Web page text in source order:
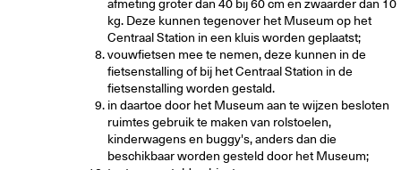
afmeting groter dan 40 bij 60 cm en zwaarder dan 10
kg. Deze kunnen tegenover het Museum op het
Centraal Station in een kluis worden geplaatst;
vouwfietsen mee te nemen, deze kunnen in de
fietsenstalling of bij het Centraal Station in de
fietsenstalling worden gestald.
in daartoe door het Museum aan te wijzen besloten
ruimtes gebruik te maken van rolstoelen,
kinderwagens en buggy's, anders dan die
beschikbaar worden gesteld door het Museum;